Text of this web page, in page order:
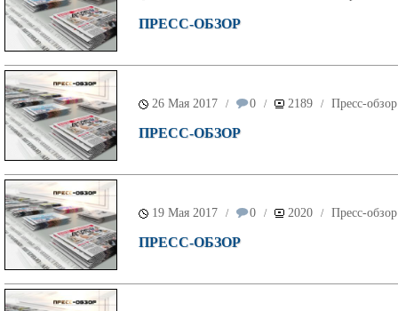
ПРЕСС-ОБЗОР
26 Мая 2017 / 0 / 2189 / Пресс-обзор
ПРЕСС-ОБЗОР
19 Мая 2017 / 0 / 2020 / Пресс-обзор
ПРЕСС-ОБЗОР